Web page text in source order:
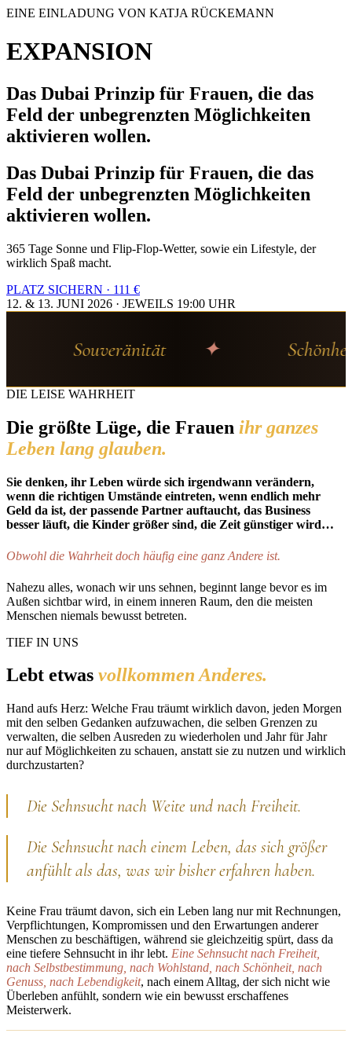
EINE EINLADUNG VON KATJA RÜCKEMANN
EXPANSION
Das Dubai Prinzip für Frauen, die das
Feld der unbegrenzten Möglichkeiten
aktivieren wollen.
Das Dubai Prinzip für Frauen, die das
Feld der unbegrenzten Möglichkeiten
aktivieren wollen.
365 Tage Sonne und Flip-Flop-Wetter, sowie ein Lifestyle, der
wirklich Spaß macht.
PLATZ SICHERN · 111 €
12. & 13. JUNI 2026 · JEWEILS 19:00 UHR
Souveränität Schönheit
DIE LEISE WAHRHEIT
Die größte Lüge, die Frauen ihr ganzes
Leben lang glauben.
Sie denken, ihr Leben würde sich irgendwann verändern,
wenn die richtigen Umstände eintreten, wenn endlich mehr
Geld da ist, der passende Partner auftaucht, das Business
besser läuft, die Kinder größer sind, die Zeit günstiger wird…
Obwohl die Wahrheit doch häufig eine ganz Andere ist.
Nahezu alles, wonach wir uns sehnen, beginnt lange bevor es im
Außen sichtbar wird, in einem inneren Raum, den die meisten
Menschen niemals bewusst betreten.
TIEF IN UNS
Lebt etwas vollkommen Anderes.
Hand aufs Herz: Welche Frau träumt wirklich davon, jeden Morgen
mit den selben Gedanken aufzuwachen, die selben Grenzen zu
verwalten, die selben Ausreden zu wiederholen und Jahr für Jahr
nur auf Möglichkeiten zu schauen, anstatt sie zu nutzen und wirklich
durchzustarten?
Die Sehnsucht nach Weite und nach Freiheit.
Die Sehnsucht nach einem Leben, das sich größer
anfühlt als das, was wir bisher erfahren haben.
Keine Frau träumt davon, sich ein Leben lang nur mit Rechnungen,
Verpflichtungen, Kompromissen und den Erwartungen anderer
Menschen zu beschäftigen, während sie gleichzeitig spürt, dass da
eine tiefere Sehnsucht in ihr lebt. Eine Sehnsucht nach Freiheit,
nach Selbstbestimmung, nach Wohlstand, nach Schönheit, nach
Genuss, nach Lebendigkeit, nach einem Alltag, der sich nicht wie
Überleben anfühlt, sondern wie ein bewusst erschaffenes
Meisterwerk.